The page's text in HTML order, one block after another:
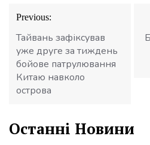
Навігація
записів
Previous:
Тайвань зафіксував
уже друге за тиждень
бойове патрулювання
Китаю навколо
острова
Останні Новини